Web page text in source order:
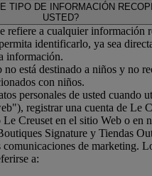
TIPO DE INFORMACIÓN
USTED?
refiere a cualquier información
identificarlo, ya sea
información.
está destinado a niños y no
con niños.
personales de usted cuando
registrar una cuenta de Le
Creuset en el sitio Web o en
Signature y Tiendas
comunicaciones de marketing.
a: